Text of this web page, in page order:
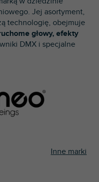
Jej asortyment,
technologię, obejmuje
głowy, efekty
DMX i specjalne
Inne marki